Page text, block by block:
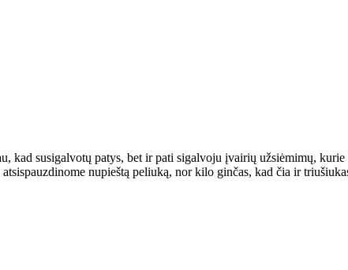
kad susigalvotų patys, bet ir pati sigalvoju įvairių užsiėmimų,
nupieštą peliuką, nor kilo ginčas, kad čia ir